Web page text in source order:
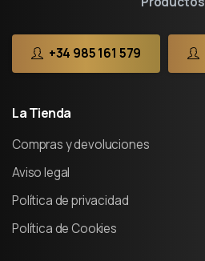
+34 985 161 579
LaTienda
Compras y devoluciones
Aviso legal
Política de privacidad
Política de Cookies